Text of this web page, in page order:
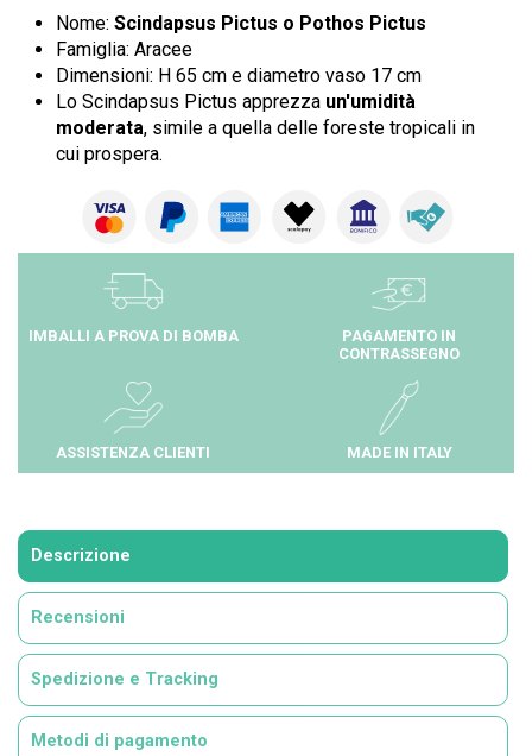
Nome: Scindapsus Pictus o Pothos Pictus
Famiglia: Aracee
Dimensioni: H 65 cm e diametro vaso 17 cm
Lo Scindapsus Pictus apprezza un'umidità
moderata, simile a quella delle foreste tropicali in
cui prospera.
IMBALLI A PROVA DI BOMBA
PAGAMENTO IN
CONTRASSEGNO
ASSISTENZA CLIENTI MADE IN ITALY
Descrizione
Recensioni
Spedizione e Tracking
Metodi di pagamento